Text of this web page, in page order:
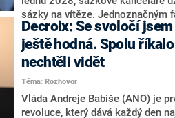
nepřítel, ale soupeř.
sázky na vítěze. Jednoznačným
hlava státu Petr Pavel. Daleko
zmiňují dva výrazné politiky
Andreje Babiše a ministra
Oblíbeným tipem samotných
Motoristy Filip Turek. Politolog
o případné kandidatuře
značně pochybuje. Podle něj
Decroix: Se svoločí
ještě hodná. Spolu
nechtěli vidět
Téma: Rozhovor
Vláda Andreje Babiše (ANO) je
revoluce, který dává každý den